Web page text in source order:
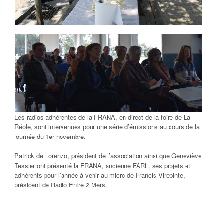
Les radios adhérentes de la FRANA, en direct de la foire de La
Réole, sont intervenues pour une série d’émissions au cours de la
journée du 1er novembre.
Patrick de Lorenzo, président de l’association ainsi que Geneviève
Tessier ont présenté la FRANA, ancienne FARL, ses projets et
adhérents pour l’année à venir au micro de Francis Virepinte,
président de Radio Entre 2 Mers.